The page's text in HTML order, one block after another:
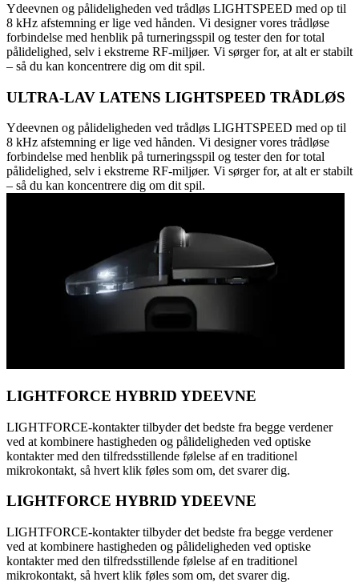
Ydeevnen og pålideligheden ved trådløs LIGHTSPEED med op til
8 kHz afstemning er lige ved hånden. Vi designer vores trådløse
forbindelse med henblik på turneringsspil og tester den for total
pålidelighed, selv i ekstreme RF-miljøer. Vi sørger for, at alt er stabilt
– så du kan koncentrere dig om dit spil.
ULTRA-LAV LATENS LIGHTSPEED TRÅDLØS
Ydeevnen og pålideligheden ved trådløs LIGHTSPEED med op til
8 kHz afstemning er lige ved hånden. Vi designer vores trådløse
forbindelse med henblik på turneringsspil og tester den for total
pålidelighed, selv i ekstreme RF-miljøer. Vi sørger for, at alt er stabilt
– så du kan koncentrere dig om dit spil.
LIGHTFORCE HYBRID YDEEVNE
LIGHTFORCE-kontakter tilbyder det bedste fra begge verdener
ved at kombinere hastigheden og pålideligheden ved optiske
kontakter med den tilfredsstillende følelse af en traditionel
mikrokontakt, så hvert klik føles som om, det svarer dig.
LIGHTFORCE HYBRID YDEEVNE
LIGHTFORCE-kontakter tilbyder det bedste fra begge verdener
ved at kombinere hastigheden og pålideligheden ved optiske
kontakter med den tilfredsstillende følelse af en traditionel
mikrokontakt, så hvert klik føles som om, det svarer dig.